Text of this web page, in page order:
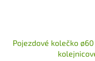
Pojezdové kolečko